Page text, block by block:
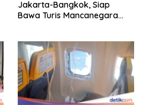
Jakarta-Bangkok, Siap
Bawa Turis Mancanegara